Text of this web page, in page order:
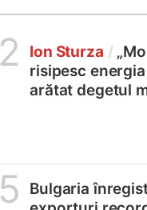
2 Ion Sturza /
risipesc
arătat degetul
5
Bulgaria